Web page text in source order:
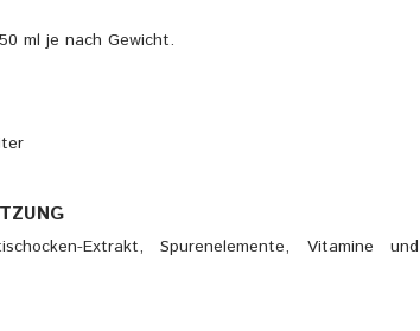
ml je nach Gewicht.
Extrakt, Spurenelemente, Vitamine und